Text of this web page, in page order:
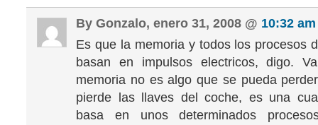
By Gonzalo, enero 31, 2008 @ 10:32 am
Es que la memoria y todos los procesos
basan en impulsos electricos, digo.
memoria no es algo que se pueda
pierde las llaves del coche, es una
basa en unos determinados